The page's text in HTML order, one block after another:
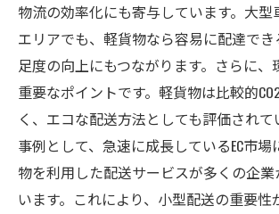
物流の効率化にも寄与しています。大型
エリアでも、軽貨物なら容易に配達で
足度の向上にもつながります。さらに、
重要なポイントです。軽貨物は比較的
く、エコな配送方法としても評価されて
事例として、急速に成長しているEC市場
物を利用した配送サービスが多くの企
います。これにより、小型配送の重要性